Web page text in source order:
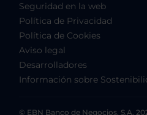
Seguridad en la web
Política de Privacidad
Política de Cookies
Aviso legal
Desarrolladores
Información sobre
© EBN Banco de Negocios, S.A.